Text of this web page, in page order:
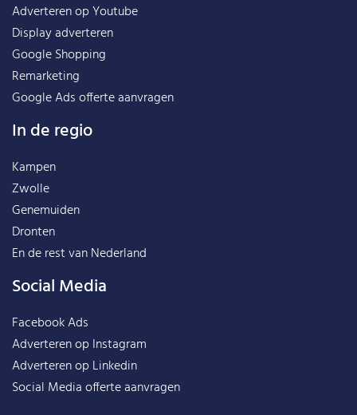
Adverteren op Youtube
Display adverteren
Google Shopping
Remarketing
Google Ads offerte aanvragen
In de regio
Kampen
Zwolle
Genemuiden
Dronten
En de rest vanNederland
Social Media
Facebook Ads
Adverteren op Instagram
Adverteren op Linkedin
Social Media offerte aanvragen